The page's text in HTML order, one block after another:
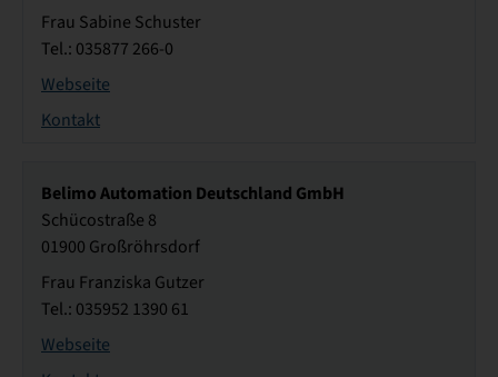
Frau Sabine Schuster
Tel.: 035877 266-0
Webseite
Kontakt
Belimo Automation Deutschland GmbH
Schücostraße 8
01900 Großröhrsdorf
Frau Franziska Gutzer
Tel.: 035952 1390 61
Webseite